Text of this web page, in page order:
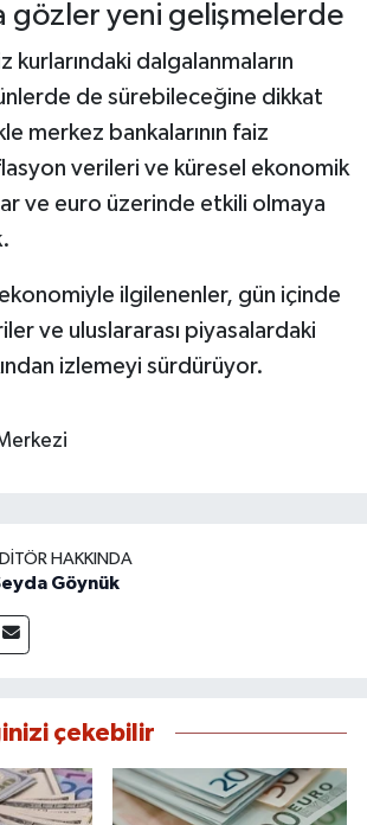
gözler yeni gelişmelerde
kurlarındaki dalgalanmaların
de sürebileceğine dikkat
merkez bankalarının faiz
verileri ve küresel ekonomik
ve euro üzerinde etkili olmaya
ekonomiyle ilgilenenler, gün içinde
ve uluslararası piyasalardaki
izlemeyi sürdürüyor.
HAKKINDA
Göynük
çekebilir